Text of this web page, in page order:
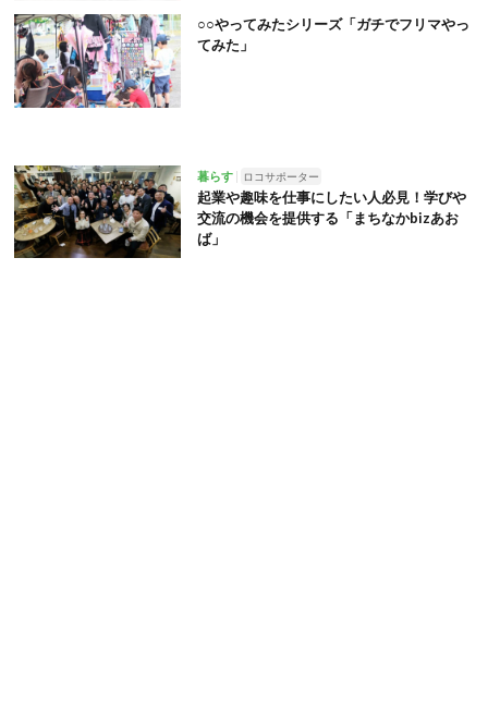
○○やってみたシリーズ「ガチでフリマやっ
てみた」
暮らす ロコサポーター
起業や趣味を仕事にしたい人必見！学びや
交流の機会を提供する「まちなかbizあお
ば」